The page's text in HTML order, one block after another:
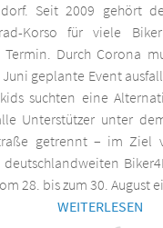
Seit 2009 gehört
Korso für viele
Termin. Durch Corona
Juni geplante Event
suchten eine
Unterstützer unter
getrennt – im Ziel
deutschlandweiten
28. bis zum 30. August
WEITERLESEN